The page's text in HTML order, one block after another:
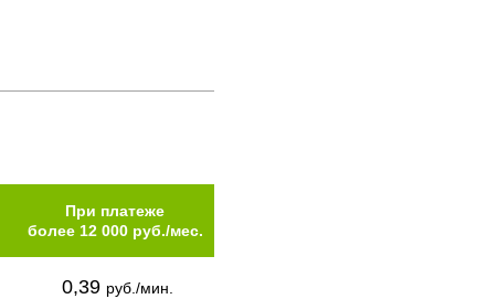
При платеже
более 12 000 руб./мес.
0,39 руб./мин.